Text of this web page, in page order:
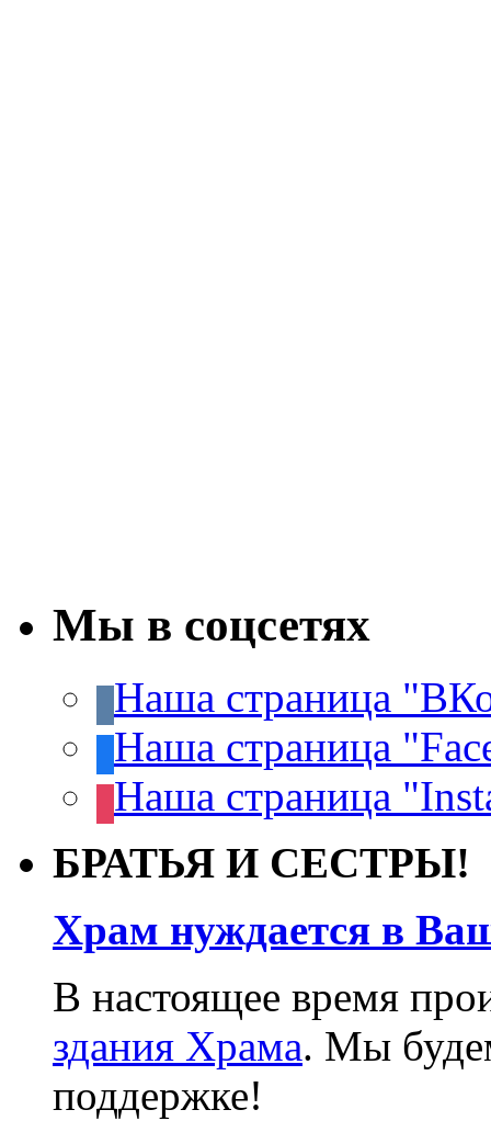
Мы в соцсетях
Наша страница
Наша страница
Наша страница
БРАТЬЯ И СЕСТРЫ!
Храм нуждается в
В настоящее время
здания Храма. Мы
поддержке!